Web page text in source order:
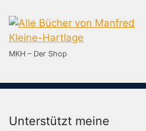
MKH – Der Shop
Unterstützt meine